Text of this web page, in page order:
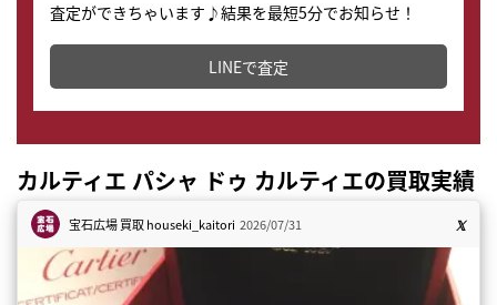
査定ができちゃいます♪結果を最短5分でお知らせ！
どこからでもすぐに査定金額を知ることが出来ます。
LINEで査定
カルティエ パシャ ドゥ カルティエの買取実績
宝石広場 買取houseki_kaitori 2026/07/31